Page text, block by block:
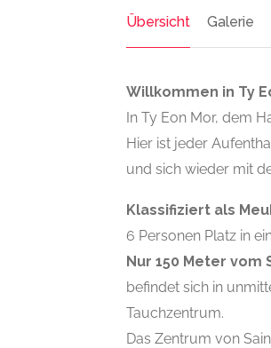
Übersicht Galerie
Willkommen in Ty
In Ty Eon Mor, dem
Hier ist jeder
und sich wieder mit
Klassifiziert als
6 Personen Platz in
Nur 150 Meter
befindet sich in
Tauchzentrum.
Das Zentrum von